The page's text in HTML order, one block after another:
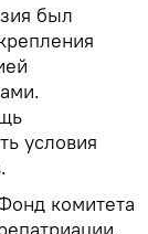
был
условия
комитета